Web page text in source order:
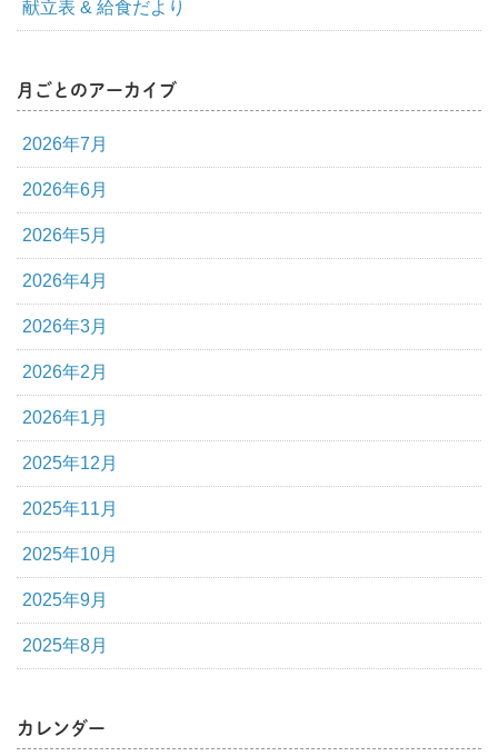
献立表 & 給食だより
月ごとのアーカイブ
2026年7月
2026年6月
2026年5月
2026年4月
2026年3月
2026年2月
2026年1月
2025年12月
2025年11月
2025年10月
2025年9月
2025年8月
カレンダー